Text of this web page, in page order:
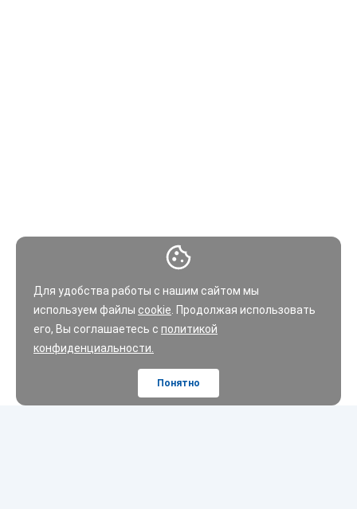
Для удобства работы с нашим сайтом мы
используем файлы cookie . Продолжая использовать
его, Вы соглашаетесь с политикой
конфиденциальности.
Понятно